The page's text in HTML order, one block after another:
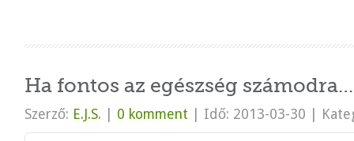
Ha fontos az egészség számodra…
Szerző: E.J.S. 0 komment Idő: 2013-03-30